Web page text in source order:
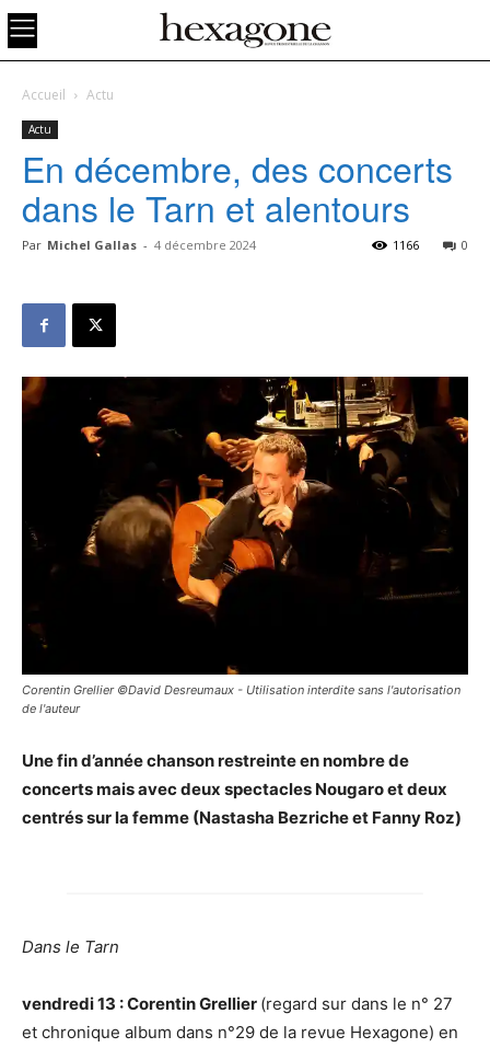
Accueil Actu
Actu
En décembre, des concerts
dans le Tarn et alentours
Par Michel Gallas - 4 décembre 2024 0
1166
Corentin Grellier ©David Desreumaux - Utilisation interdite sans l'autorisation
de l'auteur
Une fin d’année chanson restreinte en nombre de
concerts mais avec deux spectacles Nougaro et deux
centrés sur la femme (Nastasha Bezriche et Fanny Roz)
Dans le Tarn
vendredi 13 : Corentin Grellier (regard sur dans le n° 27
et chronique album dans n°29 de la revue Hexagone) en